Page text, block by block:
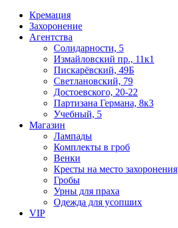
Кремация
Захоронение
Агентства
Солидарности, 5
Измайловский пр., 11к1
Пискарёвский, 49Б
Светлановский, 79
Достоевского, 20-22
Партизана Германа, 8к3
Учебный, 5
Магазин
Лампады
Комплекты в гроб
Венки
Кресты на место захоронения
Гробы
Урны для праха
Одежда для усопших
VIP